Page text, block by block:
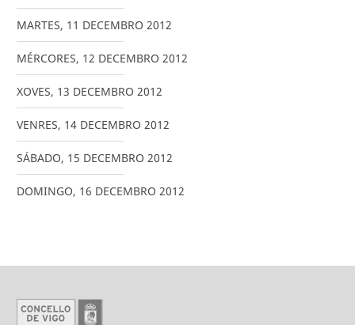
MARTES, 11 DECEMBRO 2012
MÉRCORES, 12 DECEMBRO 2012
XOVES, 13 DECEMBRO 2012
VENRES, 14 DECEMBRO 2012
SÁBADO, 15 DECEMBRO 2012
DOMINGO, 16 DECEMBRO 2012